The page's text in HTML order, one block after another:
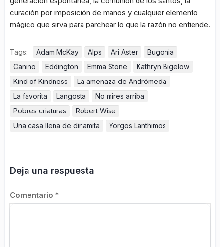
curación por imposición de manos y cualquier elemento
mágico que sirva para parchear lo que la razón no entiende.
Tags: Adam McKay Alps Ari Aster
Bugonia
Canino
Eddington Emma Stone
Kathryn Bigelow
Kind of Kindness
La amenaza de Andrómeda
La favorita
Langosta
No mires arriba
Pobres criaturas
Robert Wise
Una casa llena de dinamita
Yorgos Lanthimos
Deja una respuesta
Comentario *